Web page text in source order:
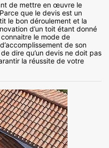
de mettre en œuvre le
que le devis est un
le bon déroulement et la
d’un toit étant donné
le mode de
de son
dire qu’un devis ne doit pas
la réussite de votre